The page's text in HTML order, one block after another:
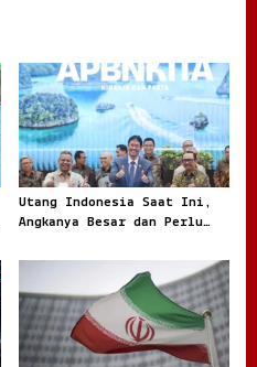
Utang Indonesia Saat Ini,
Angkanya Besar dan Perlu